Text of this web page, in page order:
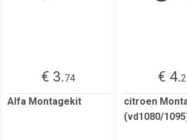
€ 3.74
Alfa Montagekit
€ 4.
citroen
(vd1080/